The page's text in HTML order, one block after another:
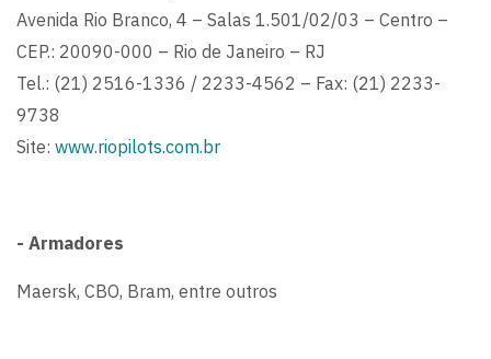
Avenida Rio Branco, 4 – Salas 1.501/02/03 – Centro –
CEP.: 20090-000 – Rio de Janeiro – RJ
Tel.: (21) 2516-1336 / 2233-4562 – Fax: (21) 2233-
9738
Site: www.riopilots.com.br
- Armadores
Maersk, CBO, Bram, entre outros